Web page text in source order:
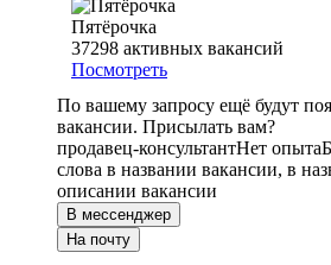
Пятёрочка
37298 активных вакансий
Посмотреть
По вашему запросу ещё будут
вакансии. Присылать вам?
продавец-консультантНет опыта
слова в названии вакансии, в
описании вакансии
В мессенджер
На почту